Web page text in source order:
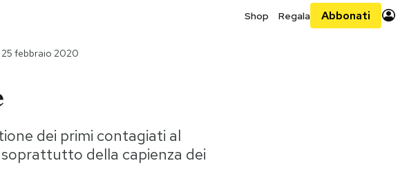
Shop Regala Abbonati
febbraio 2020
dei primi contagiati al
della capienza dei